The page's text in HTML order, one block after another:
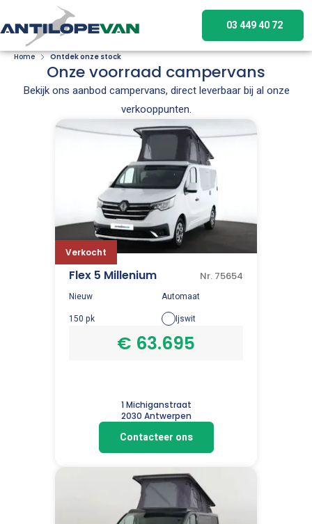
03 449 40 72
Home Ontdek onze stock
Onze voorraad campervans
Bekijk ons aanbod campervans, direct leverbaar bij al onze
verkooppunten.
Verkocht
Flex 5 Millenium Nr. 75654
Nieuw
Automaat
150 pk
Ijswit
€ 63.695
1 Michiganstraat
2030 Antwerpen
Contacteer ons